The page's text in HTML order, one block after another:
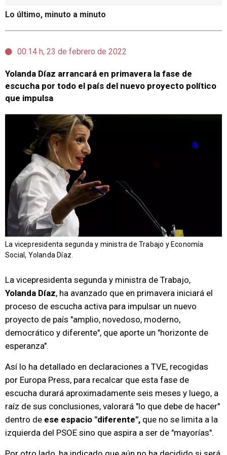
Lo último, minuto a minuto
00:14 h, 23 de febrero de 2022
Yolanda Díaz arrancará en primavera la fase de
escucha por todo el país del nuevo proyecto político
que impulsa
La vicepresidenta segunda y ministra de Trabajo y Economía
Social, Yolanda Díaz.
La vicepresidenta segunda y ministra de Trabajo,
Yolanda Díaz, ha avanzado que en primavera iniciará el
proceso de escucha activa para impulsar un nuevo
proyecto de país "amplio, novedoso, moderno,
democrático y diferente", que aporte un "horizonte de
esperanza".
Así lo ha detallado en declaraciones a TVE, recogidas
por Europa Press, para recalcar que esta fase de
escucha durará aproximadamente seis meses y luego, a
raíz de sus conclusiones, valorará "lo que debe de hacer"
dentro de ese espacio "diferente", que no se limita a la
izquierda del PSOE sino que aspira a ser de "mayorías".